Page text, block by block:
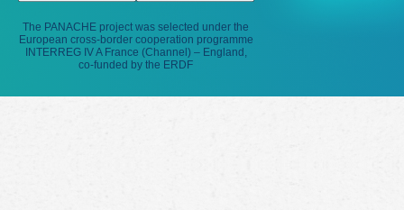
The PANACHE project was selected under the
European cross-border cooperation programme
INTERREG IV A France (Channel) – England,
co-funded by the ERDF